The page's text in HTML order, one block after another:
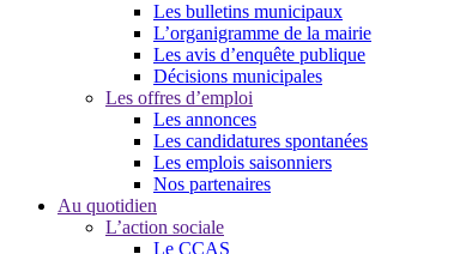
Les bulletins municipaux
L’organigramme de la mairie
Les avis d’enquête publique
Décisions municipales
Les offres d’emploi
Les annonces
Les candidatures spontanées
Les emplois saisonniers
Nos partenaires
Au quotidien
L’action sociale
Le CCAS